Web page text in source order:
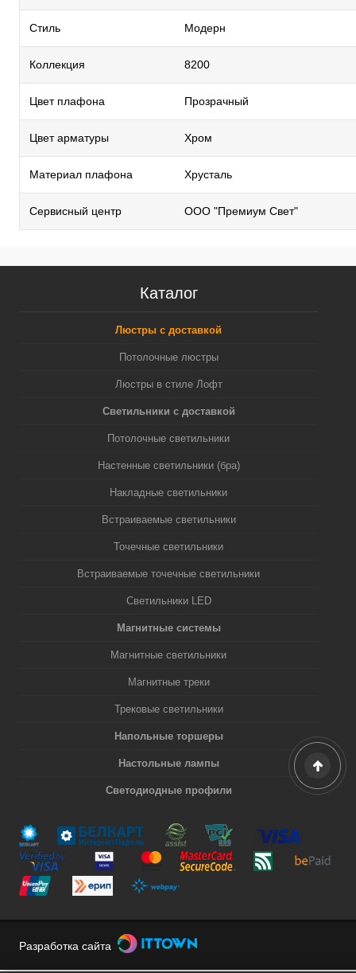
Стиль Модерн
Коллекция 8200
Цвет плафона Прозрачный
Цвет арматуры Хром
Материал плафона Хрусталь
Сервисный центр ООО "Премиум Свет"
Каталог
Люстры с доставкой
Потолочные люстры
Люстры в стиле Лофт
Светильники с доставкой
Потолочные светильники
Настенные светильники (бра)
Накладные светильники
Встраиваемые светильники
Точечные светильники
Встраиваемые точечные светильники
Светильники LED
Магнитные системы
Магнитные светильники
Магнитные треки
Трековые светильники
Напольные торшеры
Настольные лампы
Светодиодные профили
Разработка сайта